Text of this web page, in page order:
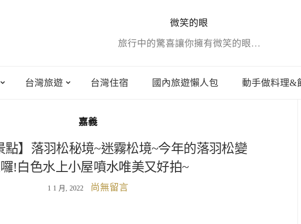
微笑的眼
旅行中的驚喜讓你擁有微笑的眼…
台灣旅遊 台灣住宿 國內旅遊懶人包 動手做料理&
嘉義
點】落羽松秘境~迷霧松境~今年的落羽松變
!白色水上小屋噴水唯美又好拍~
1 1 月, 2022 尚無留言